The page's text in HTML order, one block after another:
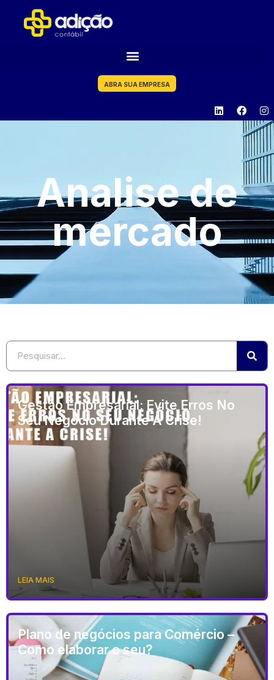
ABRA SUA EMPRESA
Analise de
mercado
Gestão Empresarial: Evite Erros No
Seu Negócio Durante A Crise!
LEIA MAIS
Plano de negócios para Comércio –
Como elaborar o seu?